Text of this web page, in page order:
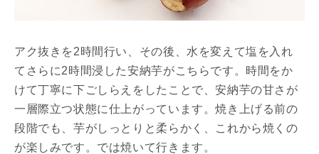
アク抜きを2時間行い、その後、水を変えて塩を入れ
てさらに2時間浸した安納芋がこちらです。時間をか
けて丁寧に下ごしらえをしたことで、安納芋の甘さが
一層際立つ状態に仕上がっています。焼き上げる前の
段階でも、芋がしっとりと柔らかく、これから焼くの
が楽しみです。では焼いて行きます。